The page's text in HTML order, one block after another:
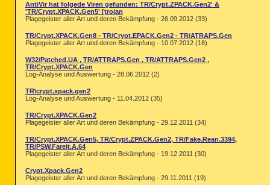
AntiVir hat folgede Viren gefunden: TR/Crypt.ZPACK.Gen2' &
'TR/Crypt.XPACK.Gen5' [trojan
Plagegeister aller Art und deren Bekämpfung - 26.09.2012 (33)
TR/Crypt.XPACK.Gen8 - TR/Crypt.EPACK.Gen2 - TR/ATRAPS.Gen
Plagegeister aller Art und deren Bekämpfung - 10.07.2012 (18)
W32/Patched.UA , TR/ATTRAPS.Gen , TR/ATTRAPS.Gen2 ,
TR/Crypt.XPACK.Gen
Log-Analyse und Auswertung - 28.06.2012 (2)
TR\crypt.xpack.gen2
Log-Analyse und Auswertung - 11.04.2012 (35)
TR/Crypt.XPACK.Gen2
Plagegeister aller Art und deren Bekämpfung - 29.12.2011 (34)
TR/Crypt.XPACK.Gen5, TR/Crypt.ZPACK.Gen2, TR/Fake.Rean.3394,
TR/PSW.Fareit.A.64
Plagegeister aller Art und deren Bekämpfung - 19.12.2011 (30)
Crypt.Xpack.Gen2
Plagegeister aller Art und deren Bekämpfung - 29.11.2011 (19)